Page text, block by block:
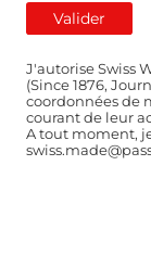
J'autorise Swiss
(Since 1876,
coordonnées de
courant de leur
A tout moment,